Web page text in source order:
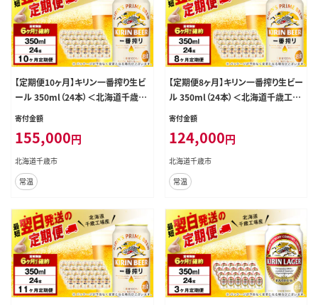
【定期便10ヶ月】キリン一番搾り生ビ
ール 350ml（24本）＜北海道千歳工
場産＞
寄付金額
155,000円
北海道千歳市
常温
【定期便8ヶ月】キリン一番搾り生ビー
ル 350ml（24本）＜北海道千歳工場
産＞
寄付金額
124,000円
北海道千歳市
常温